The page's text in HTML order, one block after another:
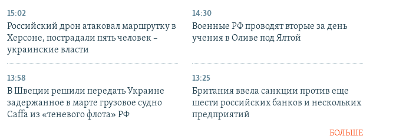
15:02
Российский дрон атаковал маршрутку в
Херсоне, пострадали пять человек –
украинские власти
14:30
Военные РФ проводят вторые за день
учения в Оливе под Ялтой
13:58
В Швеции решили передать Украине
задержанное в марте грузовое судно
Caffa из «теневого флота» РФ
13:25
Британия ввела санкции против еще
шести российских банков и нескольких
предприятий
БОЛЬШЕ